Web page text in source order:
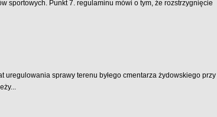
sportowych. Punkt 7. regulaminu mówi o tym, że rozstrzygnięcie
uregulowania sprawy terenu byłego cmentarza żydowskiego przy